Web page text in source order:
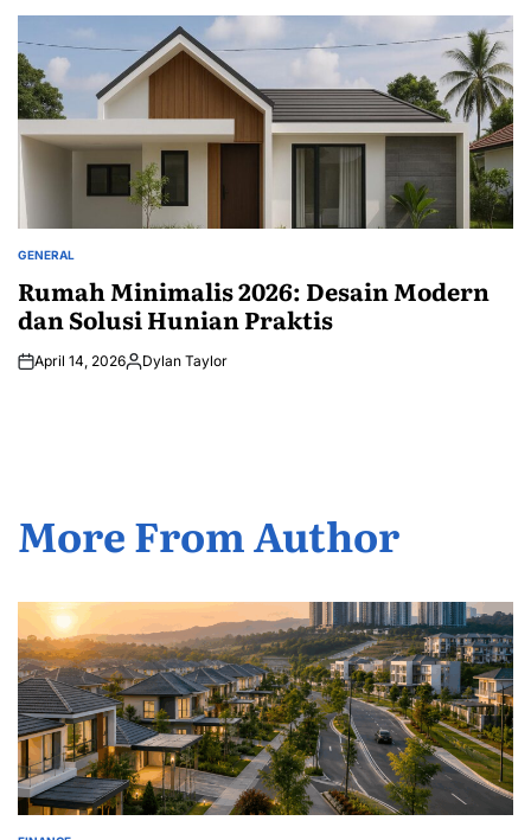
POSTED
GENERAL
Rumah Minimalis 2026: Desain Modern
dan Solusi Hunian Praktis
April 14, 2026Posted
Dylan Taylor
More From Author